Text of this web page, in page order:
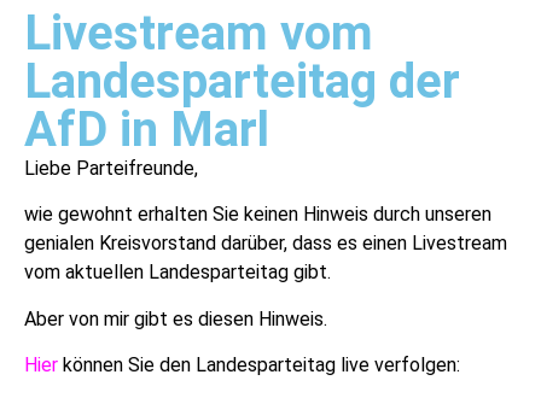
Livestream vom
Landesparteitag der
AfD in Marl
Liebe Parteifreunde,
wie gewohnt erhalten Sie keinen Hinweis durch unseren
genialen Kreisvorstand darüber, dass es einen Livestream
vom aktuellen Landesparteitag gibt.
Aber von mir gibt es diesen Hinweis.
Hier können Sie den Landesparteitag live verfolgen: